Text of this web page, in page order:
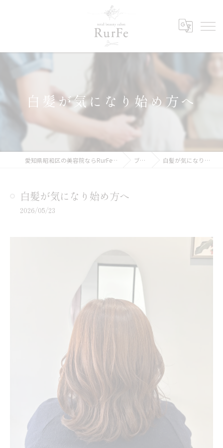
白髪が気になり始め方へ
愛知県昭和区の美容院ならRurFe【ルルフェ】 ブログ 白髪が気になり始め方へ
白髪が気になり始め方へ
2026/05/23